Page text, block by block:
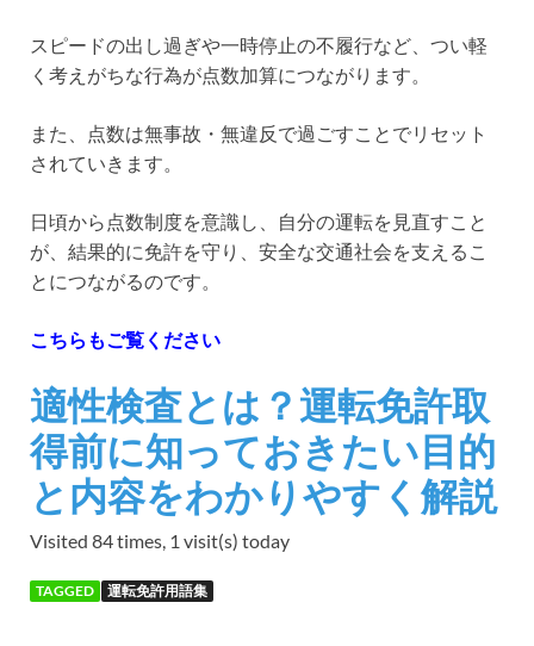
スピードの出し過ぎや一時停止の不履行など、つい軽
く考えがちな行為が点数加算につながります。
また、点数は無事故・無違反で過ごすことでリセット
されていきます。
日頃から点数制度を意識し、自分の運転を見直すこと
が、結果的に免許を守り、安全な交通社会を支えるこ
とにつながるのです。
こちらもご覧ください
適性検査とは？運転免許取
得前に知っておきたい目的
と内容をわかりやすく解説
Visited 84 times, 1 visit(s) today
TAGGED 運転免許用語集